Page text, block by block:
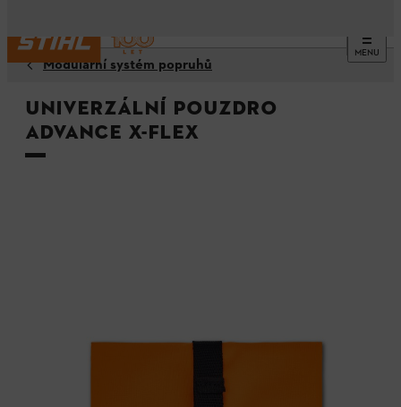
MENU
Modulární systém popruhů
Univerzální pouzdro
ADVANCE X-Flex